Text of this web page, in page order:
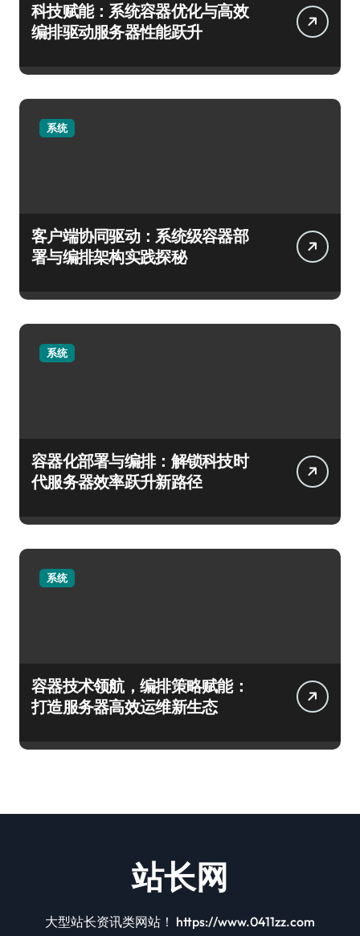
科技赋能：系统容器优化与高效
编排驱动服务器性能跃升
系统
客户端协同驱动：系统级容器部
署与编排架构实践探秘
系统
容器化部署与编排：解锁科技时
代服务器效率跃升新路径
系统
容器技术领航，编排策略赋能：
打造服务器高效运维新生态
站长网
大型站长资讯类网站！ https://www.0411zz.com